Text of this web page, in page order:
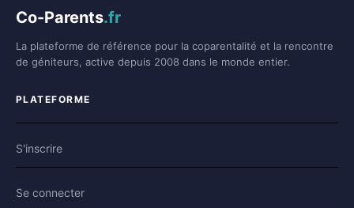
Co-Parents.fr
La plateforme de référence pour la coparentalité et la rencontre
de géniteurs, active depuis 2008 dans le monde entier.
PLATEFORME
S'inscrire
Se connecter